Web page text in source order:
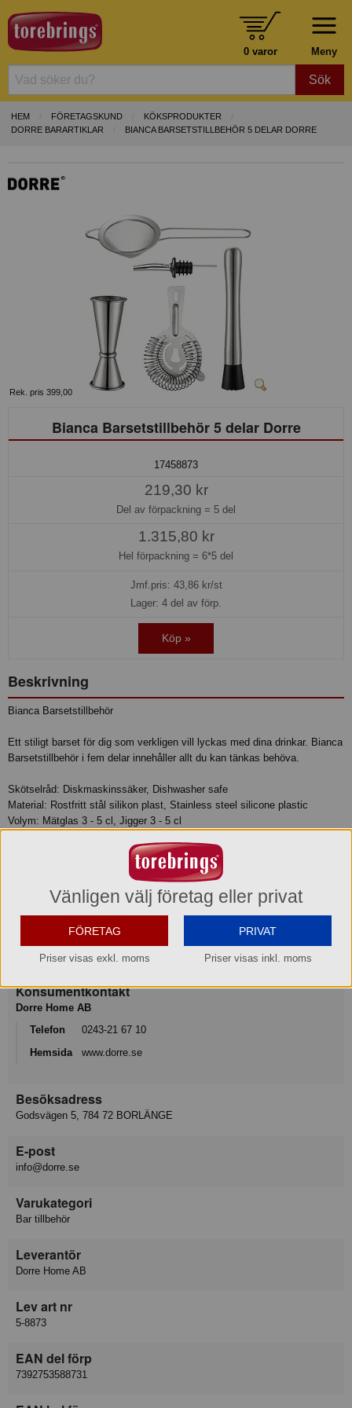
Meny
0 varor
Sök
HEM FÖRETAGSKUND
KÖKSPRODUKTER
DORRE BARARTIKLAR
BIANCA BARSETSTILLBEHÖR 5 DELAR DORRE
Rek. pris 399,00
Bianca Barsetstillbehör 5 delar Dorre
17458873
219,30 kr
Del av förpackning = 5 del
1.315,80 kr
Hel förpackning = 6*5 del
Jmf.pris: 43,86kr/st
Lager: 4 del av förp.
Köp »
Beskrivning
Bianca Barsetstillbehör
Ett stiligt barset för dig som verkligen vill lyckas med dina drinkar. Bianca
Barsetstillbehör i fem delar innehåller allt du kan tänkas behöva.
Skötselråd: Diskmaskinssäker, Dishwasher safe
Material: Rostfritt stål silikon plast, Stainless steel silicone plastic
Volym: Mätglas 3 - 5 cl, Jigger 3 - 5 cl
Produktinformation
Varumärke
Dorre®
Konsumentkontakt
Dorre Home AB
Telefon
0243-21 67 10
Hemsida
www.dorre.se
Besöksadress
Godsvägen 5, 784 72 BORLÄNGE
E-post
info@dorre.se
Varukategori
Bar tillbehör
Leverantör
Dorre Home AB
Lev art nr
5-8873
EAN del förp
7392753588731
Vänligen välj företag eller privat
FÖRETAG
Priser visas exkl. moms
PRIVAT
Priser visas inkl. moms